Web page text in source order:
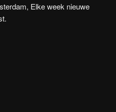
Elke week nieuwe